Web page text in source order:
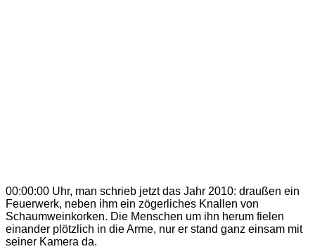
00:00:00 Uhr, man schrieb jetzt das Jahr 2010: draußen ein
Feuerwerk, neben ihm ein zögerliches Knallen von
Schaumweinkorken. Die Menschen um ihn herum fielen
einander plötzlich in die Arme, nur er stand ganz einsam mit
seiner Kamera da.